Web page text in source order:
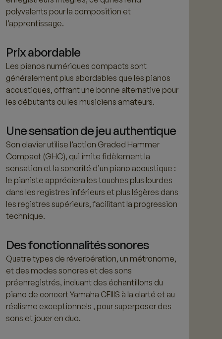
polyvalents pour la composition et
l’apprentissage.
Prix abordable
Les pianos numériques compacts sont
généralement plus abordables que les pianos
acoustiques, offrant une bonne alternative pour
les débutants ou les musiciens amateurs.
Une sensation de jeu authentique
Son clavier utilise l’action Graded Hammer
Compact (GHC), qui imite fidèlement la
sensation et la sonorité d’un piano acoustique :
le pianiste appréciera les touches plus lourdes
dans les registres inférieurs et plus légères dans
les registres supérieurs, facilitant la progression
technique.
Des fonctionnalités sonores
Quatre types de réverbération, un métronome,
et des modes sonores et des sons
préenregistrés, incluant des échantillons du
piano de concert Yamaha CFIIIS à la clarté et au
réalisme exceptionnels , pour superposer des
sons et jouer en duo.